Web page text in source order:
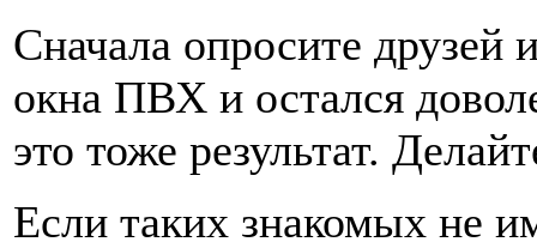
Сначала опросите друзей
окна ПВХ и остался
это тоже результат.
Если таких знакомых не